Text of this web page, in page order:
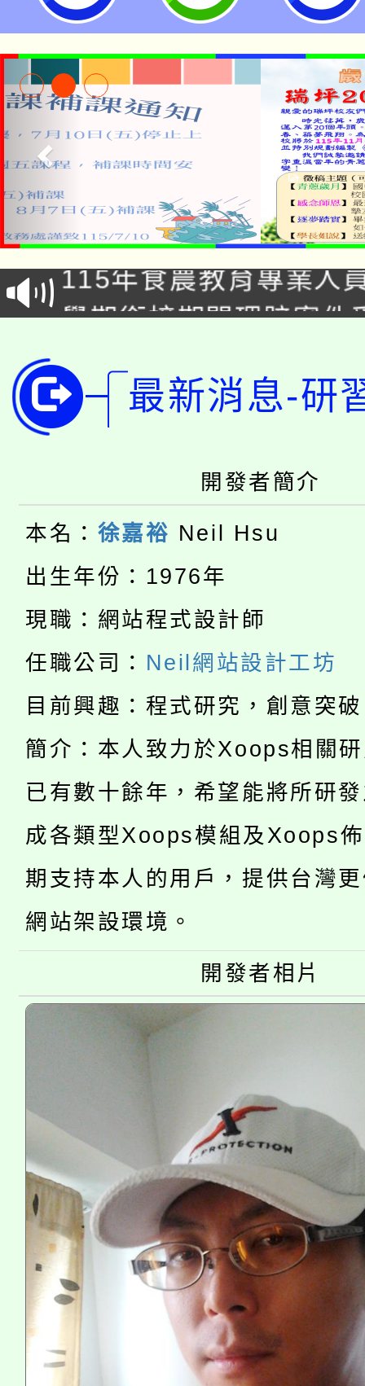
淨零綠生活教案入校路
會
115年食農教育專業人
程
學期銜接期間理賠案件
版
公告本校115學年度第
代理(課)教師甄選結果(
「2026金融保險知識
桃園市115學年度學生
生本土語及新住民語歌
公告本校115學年度第
公告本校115學年度第
轉知中國文化大學推廣
《TA101》溝通分析基
系所師生報名參加。
淨零綠生活教案入校路
會
115年食農教育專業人
程
學期銜接期間理賠案件
學籍身 分審查程序及
版
淨零綠領人才培育課程
公告本校115學年度第
代理(課)教師甄選結果(
「2026金融保險知識
車」活動
桃園市115學年度學生
生本土語及新住民語歌
公告本校115學年度第
代理(課)教師甄選結果
公告本校115學年度第
代理(課)教師甄選結果(
轉知中國文化大學推廣
《TA101》溝通分析基
程，歡迎學生輔導中心
心理、諮商輔導、社會
系所師生報名參加。
最新消息-研
開發者簡介
本名： 徐嘉裕 Neil Hsu
出生年份：1976年
現職：網站程式設計師
任職公司： Neil網站設計工坊
目前興趣：程式研究，創意突
簡介：本人致力於Xoops相關
已有數十餘年，希望能將所研
成各類型Xoops模組及Xoops
期支持本人的用戶，提供台灣
網站架設環境。
開發者相片